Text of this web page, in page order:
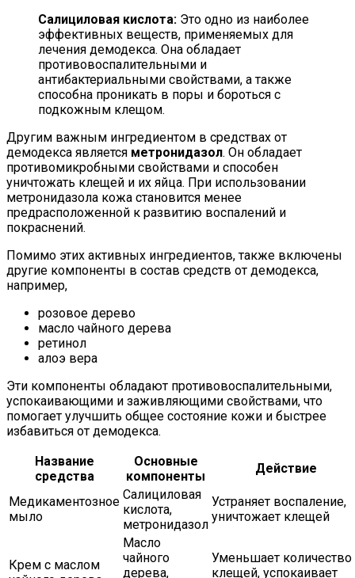
Салициловая кислота: Это одно из наиболее
эффективных веществ, применяемых для
лечения демодекса. Она обладает
противовоспалительными и
антибактериальными свойствами, а также
способна проникать в поры и бороться с
подкожным клещом.
Другим важным ингредиентом в средствах от
демодекса является метронидазол. Он обладает
противомикробными свойствами и способен
уничтожать клещей и их яйца. При использовании
метронидазола кожа становится менее
предрасположенной к развитию воспалений и
покраснений.
Помимо этих активных ингредиентов, также включены
другие компоненты в состав средств от демодекса,
например,
розовое дерево
масло чайного дерева
ретинол
алоэ вера
Эти компоненты обладают противовоспалительными,
успокаивающими и заживляющими свойствами, что
помогает улучшить общее состояние кожи и быстрее
избавиться от демодекса.
Название
средства
Основные
компоненты
Действие
Медикаментозное
мыло
Салициловая
кислота,
метронидазол
Устраняет воспаление,
уничтожает клещей
Крем с маслом
Масло
чайного
дерева,
Уменьшает количество
клещей, успокаивает